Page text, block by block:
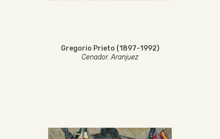
Gregorio Prieto (1897-1992)
Cenador. Aranjuez